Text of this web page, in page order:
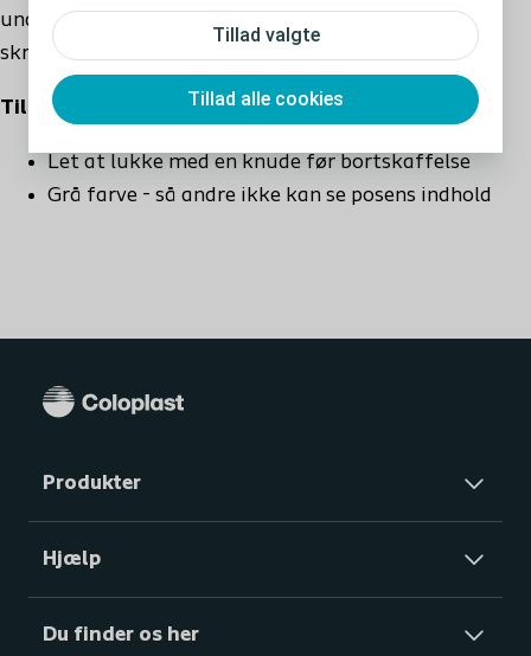
Tillad valgte
Tillad alle cookies
undgå at anbringe din stomipose direkte i
skraldespanden.
Til praktisk bortskaffelse af stomiposer
Let at lukke med en knude før bortskaffelse
Grå farve - så andre ikke kan se posens indhold
Produkter
Hjælp
Du finder os her